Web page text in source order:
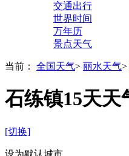
交通出行
世界时间
万年历
景点天气
当前： 全国天气> 丽水天气>
石练镇15天天
[切换]
设为默认城市